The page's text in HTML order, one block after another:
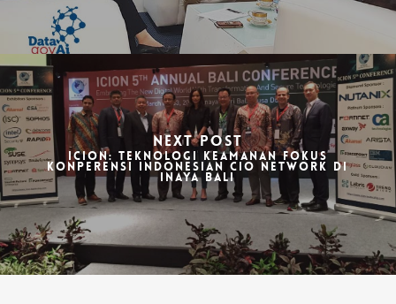
Next Post
ICION: Teknologi Keamanan Fokus
Konperensi Indonesian CIO Network di
Inaya Bali